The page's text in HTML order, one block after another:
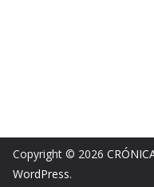
Copyright © 2026
WordPress.